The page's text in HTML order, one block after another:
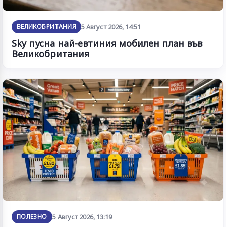
ВЕЛИКОБРИТАНИЯ 5 Август 2026, 14:51
Sky пусна най-евтиния мобилен план във
Великобритания
ПОЛЕЗНО 5 Август 2026, 13:19